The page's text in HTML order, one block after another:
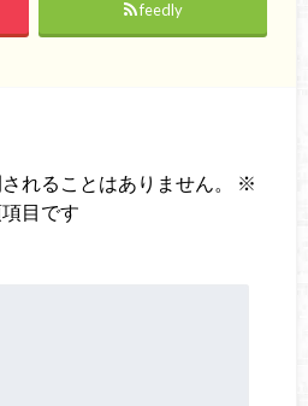
feedly
れることはありません。
※
目です